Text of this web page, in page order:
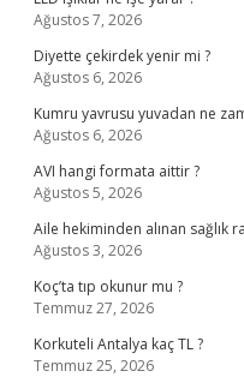
Ağustos 7, 2026
Diyette çekirdek yenir mi ?
Ağustos 6, 2026
Kumru yavrusu yuvadan ne
Ağustos 6, 2026
AVI hangi formata aittir ?
Ağustos 5, 2026
Aile hekiminden alınan sağlık
Ağustos 3, 2026
Koç’ta tıp okunur mu ?
Temmuz 27, 2026
Korkuteli Antalya kaç TL ?
Temmuz 25, 2026